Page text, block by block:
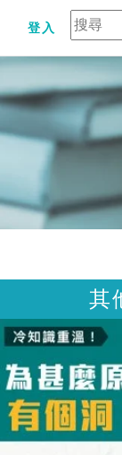
登入